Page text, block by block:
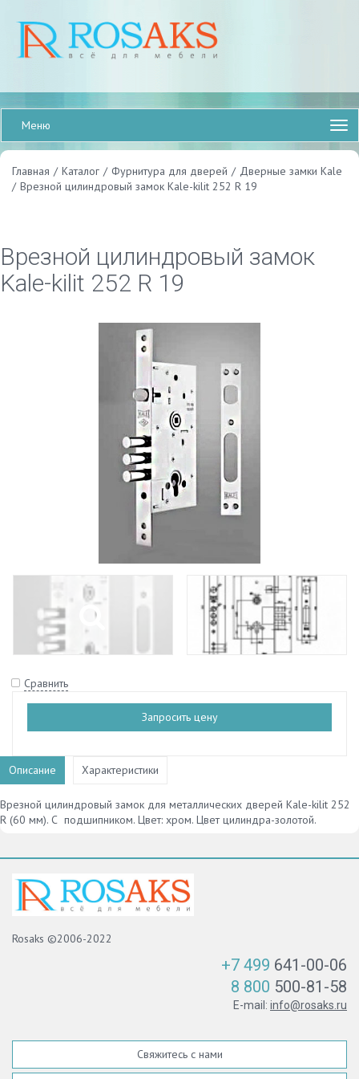
Меню
Главная / Каталог / Фурнитура для дверей / Дверные замки Kale
/ Врезной цилиндровый замок Kale-kilit 252 R 19
Врезной цилиндровый замок
Kale-kilit 252 R 19
Сравнить
Запросить цену
Описание Характеристики
Врезной цилиндровый замок для металлических дверей Kale-kilit 252
R (60 мм). С подшипником. Цвет: хром. Цвет цилиндра-золотой.
Rosaks ©2006-2022
+7 499 641-00-06
8 800 500-81-58
E-mail: info@rosaks.ru
Свяжитесь с нами